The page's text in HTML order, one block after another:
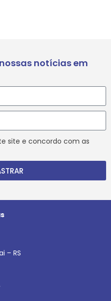
notícias em
site e concordo com as
– RS